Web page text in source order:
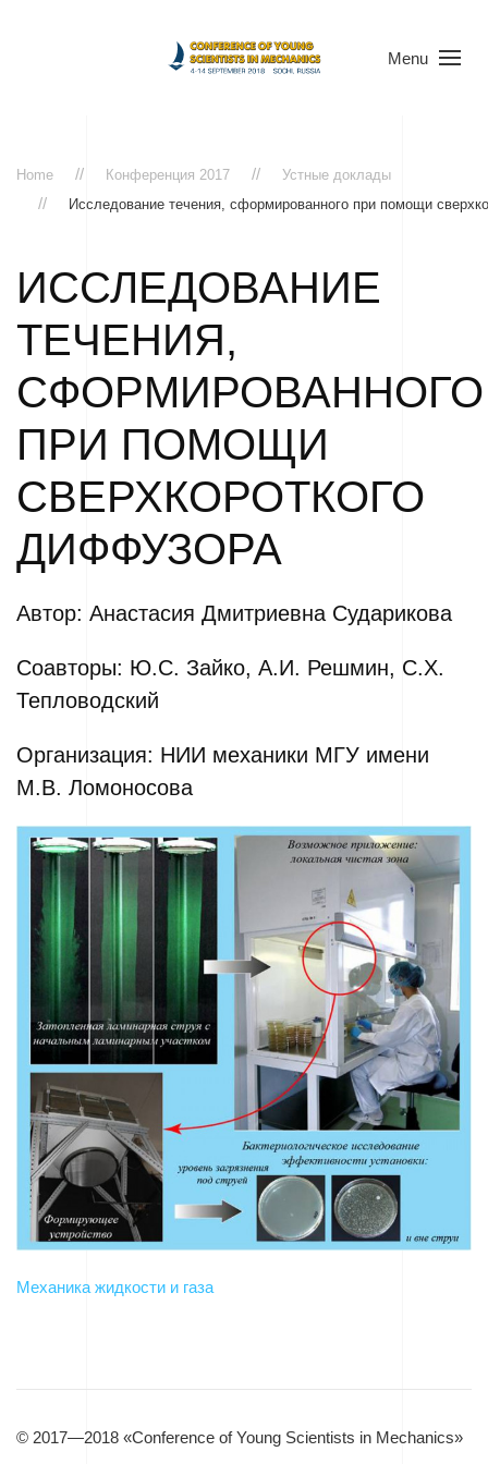
Menu
Home Конференция 2017
Устные доклады
Исследование течения, сформированного при помощи
ИССЛЕДОВАНИЕ
ТЕЧЕНИЯ,
СФОРМИРОВАННОГО
ПРИ ПОМОЩИ
СВЕРХКОРОТКОГО
ДИФФУЗОРА
Автор: Анастасия Дмитриевна Сударикова
Соавторы: Ю.С. Зайко, А.И. Решмин, С.Х.
Тепловодский
Организация: НИИ механики МГУ имени
М.В. Ломоносова
Механика жидкости и газа
© 2017—2018 «Conference of Young Scientists in Mechanics»